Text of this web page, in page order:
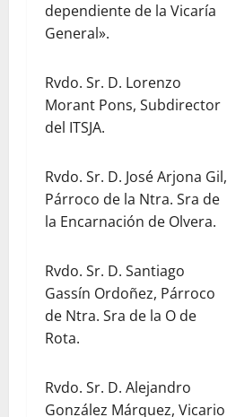
dependiente de la Vicaría
General».
Rvdo. Sr. D. Lorenzo
Morant Pons, Subdirector
del ITSJA.
Rvdo. Sr. D. José Arjona Gil,
Párroco de la Ntra. Sra de
la Encarnación de Olvera.
Rvdo. Sr. D. Santiago
Gassín Ordoñez, Párroco
de Ntra. Sra de la O de
Rota.
Rvdo. Sr. D. Alejandro
González Márquez, Vicario